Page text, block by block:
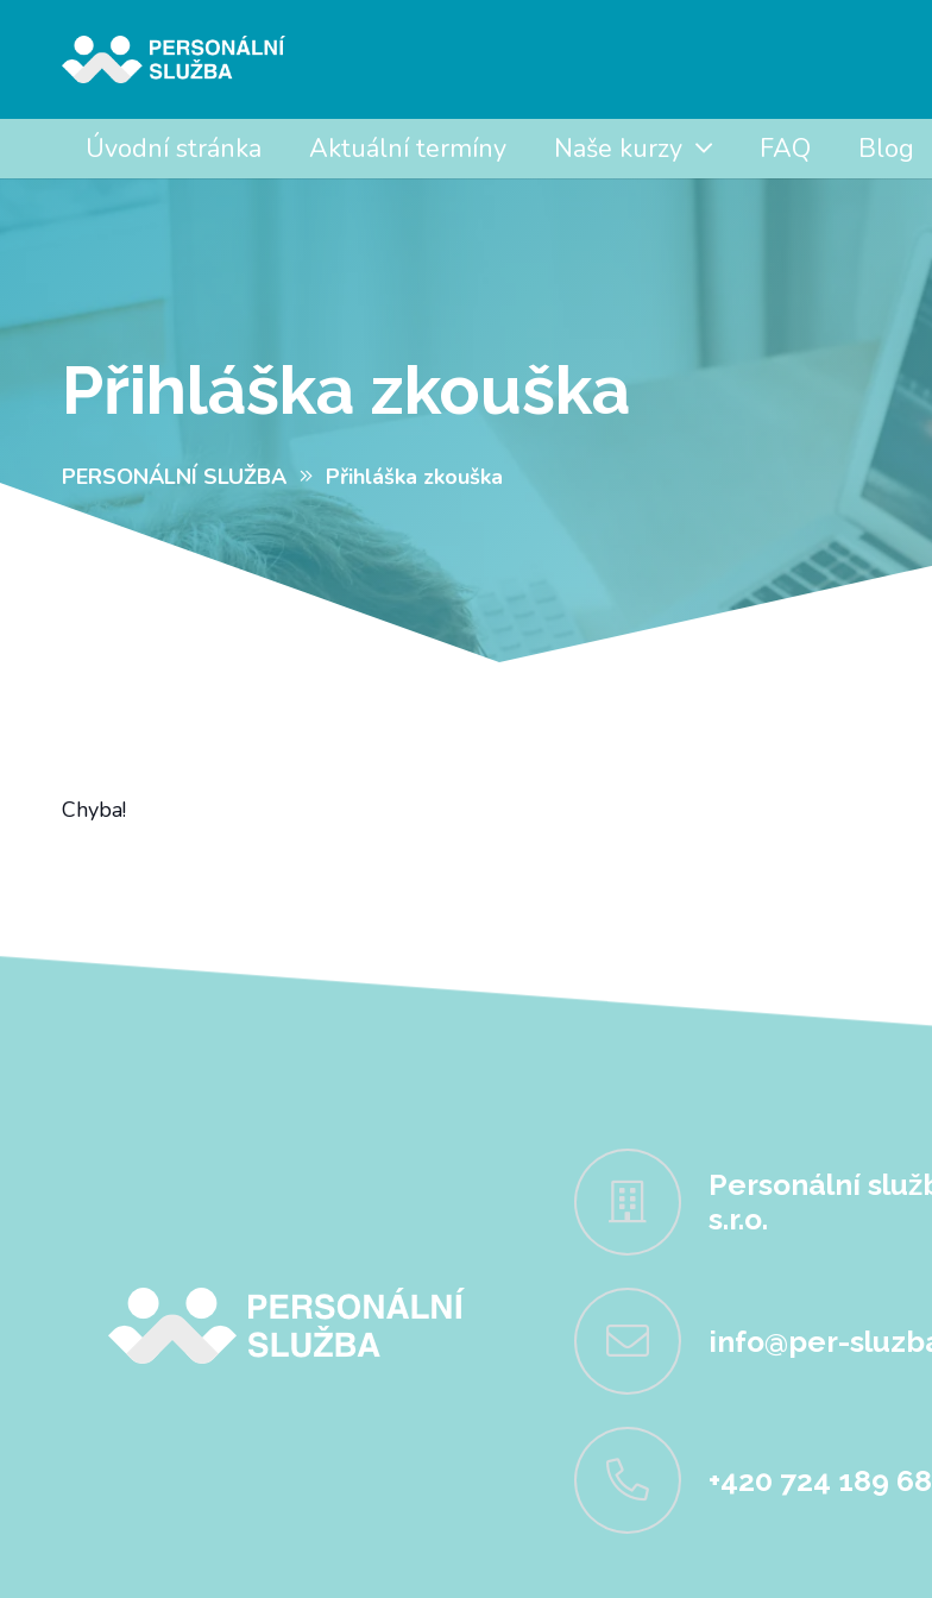
Úvodní stránka Aktuální termíny Naše kurzy FAQ Blog
Přihláška zkouška
PERSONÁLNÍ SLUŽBA Přihláška zkouška
Chyba!
Personální
s.r.o.
info@per-
+420 724 189